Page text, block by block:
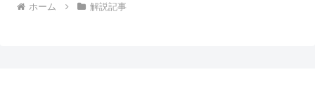
ホーム 解説記事